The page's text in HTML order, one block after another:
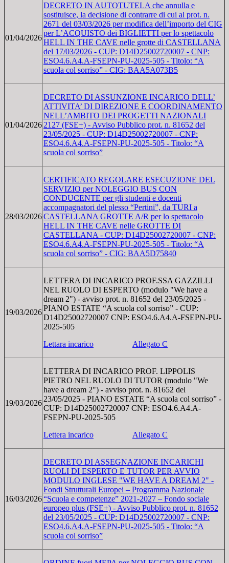
01/04/2026
DECRETO IN AUTOTUTELA che annulla e
sostituisce, la decisione di contrarre di cui al prot. n.
2671 del 03/03/2026 per modifica dell’importo del CIG
per L’ACQUISTO dei BIGLIETTI per lo spettacolo
HELL IN THE CAVE nelle grotte di CASTELLANA
del 17/03/2026 - CUP: D14D25002720007 - CNP:
ESO4.6.A4.A-FSEPN-PU-2025-505 - Titolo: “A
scuola col sorriso” - CIG: BAA5A073B5
01/04/2026
DECRETO DI ASSUNZIONE INCARICO DELL’
ATTIVITA’ DI DIREZIONE E COORDINAMENTO
NELL’AMBITO DEI PROGETTI NAZIONALI
2127 (FSE+) - Avviso Pubblico prot. n. 81652 del
23/05/2025 - CUP: D14D25002720007 - CNP:
ESO4.6.A4.A-FSEPN-PU-2025-505 - Titolo: “A
scuola col sorriso”
28/03/2026
CERTIFICATO REGOLARE ESECUZIONE DEL
SERVIZIO per NOLEGGIO BUS CON
CONDUCENTE per gli studenti e docenti
accompagnatori del plesso “Pertini”, da TURI a
CASTELLANA GROTTE A/R per lo spettacolo
HELL IN THE CAVE nelle GROTTE DI
CASTELLANA - CUP: D14D25002720007 - CNP:
ESO4.6.A4.A-FSEPN-PU-2025-505 - Titolo: “A
scuola col sorriso” - CIG: BAA5D75840
19/03/2026
LETTERA DI INCARICO PROF.SSA GAZZILLI
NEL RUOLO DI ESPERTO (modulo "We have a
dream 2") - avviso prot. n. 81652 del 23/05/2025 -
PIANO ESTATE “A scuola col sorriso” - CUP:
D14D25002720007 CNP: ESO4.6.A4.A-FSEPN-PU-
2025-505
Lettara incarico
Allegato C
19/03/2026
LETTERA DI INCARICO PROF. LIPPOLIS
PIETRO NEL RUOLO DI TUTOR (modulo "We
have a dream 2") - avviso prot. n. 81652 del
23/05/2025 - PIANO ESTATE “A scuola col sorriso” -
CUP: D14D25002720007 CNP: ESO4.6.A4.A-
FSEPN-PU-2025-505
Lettera incarico
Allegato C
16/03/2026
DECRETO DI ASSEGNAZIONE INCARICHI
RUOLI DI ESPERTO E TUTOR PER AVVIO
MODULO INGLESE "WE HAVE A DREAM 2" -
Fondi Strutturali Europei – Programma Nazionale
“Scuola e competenze” 2021-2027 – Fondo sociale
europeo plus (FSE+) - Avviso Pubblico prot. n. 81652
del 23/05/2025 - CUP: D14D25002720007 - CNP:
ESO4.6.A4.A-FSEPN-PU-2025-505 - Titolo: “A
scuola col sorriso”